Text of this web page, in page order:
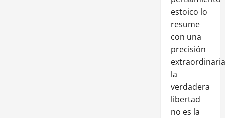
estoico lo
resume
con una
precisión
la
verdadera
libertad
no es la